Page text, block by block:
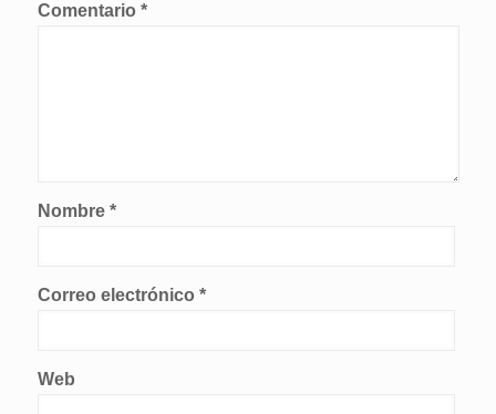
Comentario *
Nombre *
Correo electrónico *
Web